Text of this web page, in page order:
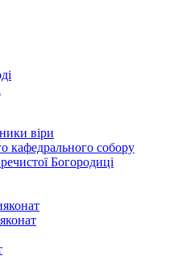
віри
кафедрального собору
Богородиці